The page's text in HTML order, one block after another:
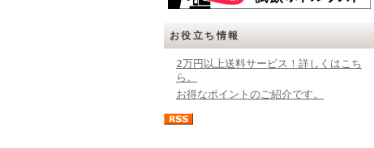
お役立ち情報
2万円以上送料サービス！詳しくはこち
ら。
お得なポイントのご紹介です。